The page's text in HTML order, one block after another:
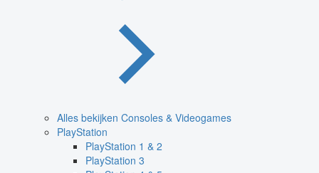
Alles bekijken Consoles & Videogames
PlayStation
PlayStation 1 & 2
PlayStation 3